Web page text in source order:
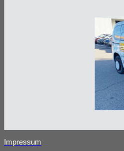
Impressum